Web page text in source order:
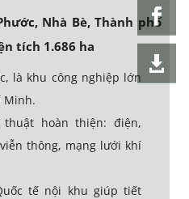
Nhà Bè, Thành phố
tích 1.686 ha
là khu công nghiệp lớn
Minh.
hoàn thiện: điện,
thông, mạng lưới khí
tế nội khu giúp tiết